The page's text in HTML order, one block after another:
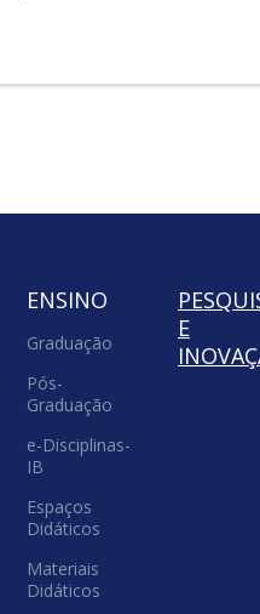
ENSINO
Graduação
Pós-
Graduação
e-Disciplinas-
IB
Espaços
Didáticos
Materiais
Didáticos
E